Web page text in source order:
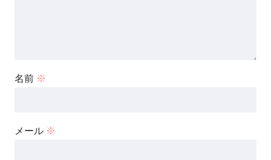
名前 ※
メール ※